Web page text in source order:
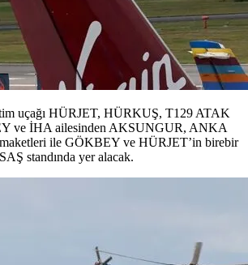
uçağı HÜRJET, HÜRKUŞ, T129 ATAK
ve İHA ailesinden AKSUNGUR, ANKA
ile GÖKBEY ve HÜRJET’in birebir
standında yer alacak.